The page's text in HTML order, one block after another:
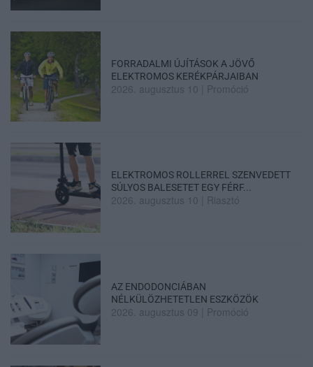
FORRADALMI ÚJÍTÁSOK A JÖVŐ
ELEKTROMOS KERÉKPÁRJAIBAN
2026. augusztus 10 Promóció
ELEKTROMOS ROLLERREL SZENVEDETT
SÚLYOS BALESETET EGY FÉRF...
2026. augusztus 10 Riasztó
AZ ENDODONCIÁBAN
NÉLKÜLÖZHETETLEN ESZKÖZÖK
2026. augusztus 09 Promóció